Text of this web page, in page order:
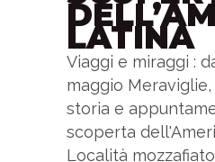
LATINA
Viaggi e miraggi :
maggio
storia e
scoperta
Località